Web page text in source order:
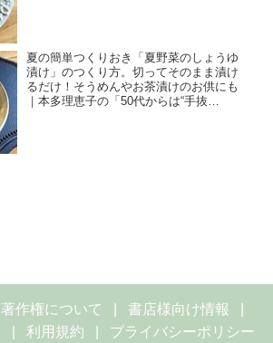
夏の簡単つくりおき「夏野菜のしょうゆ
漬け」のつくり方。切ってそのまま漬け
るだけ！そうめんやお茶漬けのお供にも
｜本多理恵子の「50代からは“手抜
著作権について
書店様向け情報
利用規約 プライバシーポリシー